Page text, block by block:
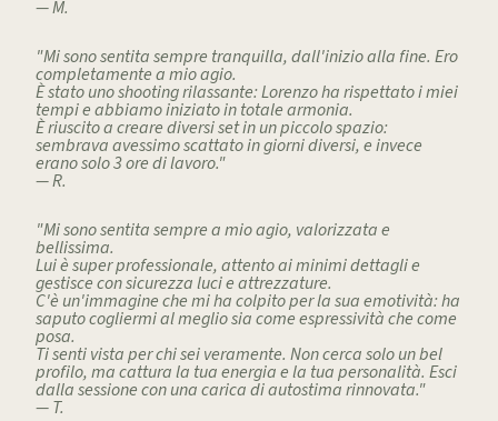
— M.
"Mi sono sentita sempre tranquilla, dall'inizio alla fine. Ero
completamente a mio agio.
È stato uno shooting rilassante: Lorenzo ha rispettato i miei
tempi e abbiamo iniziato in totale armonia.
È riuscito a creare diversi set in un piccolo spazio:
sembrava avessimo scattato in giorni diversi, e invece
erano solo 3 ore di lavoro."
— R.
"Mi sono sentita sempre a mio agio, valorizzata e
bellissima.
Lui è super professionale, attento ai minimi dettagli e
gestisce con sicurezza luci e attrezzature.
C'è un'immagine che mi ha colpito per la sua emotività: ha
saputo cogliermi al meglio sia come espressività che come
posa.
Ti senti vista per chi sei veramente. Non cerca solo un bel
profilo, ma cattura la tua energia e la tua personalità. Esci
dalla sessione con una carica di autostima rinnovata."
— T.